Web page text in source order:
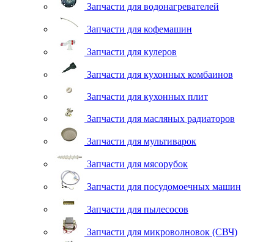
Запчасти для водонагревателей
Запчасти для кофемашин
Запчасти для кулеров
Запчасти для кухонных комбаинов
Запчасти для кухонных плит
Запчасти для масляных радиаторов
Запчасти для мультиварок
Запчасти для мясорубок
Запчасти для посудомоечных машин
Запчасти для пылесосов
Запчасти для микроволновок (СВЧ)